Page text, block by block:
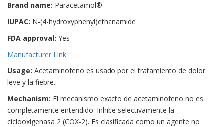
Brand name: Paracetamol®
IUPAC: N-(4-hydroxyphenyl)ethanamide
FDA approval: Yes
Manufacturer Link
Usage: Acetaminofeno es usado por el tratamiento de dolor
leve y la fiebre.
Mechanism: El mecanismo exacto de acetaminofeno no es
completamente entendido. Inhibe selectivamente la
ciclooxigenasa 2 (COX-2). Es clasificada como un agente no